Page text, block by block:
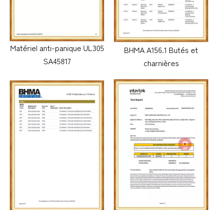
Matériel anti-panique UL305
SA45817
BHMA A156.1 Butés et
charnières